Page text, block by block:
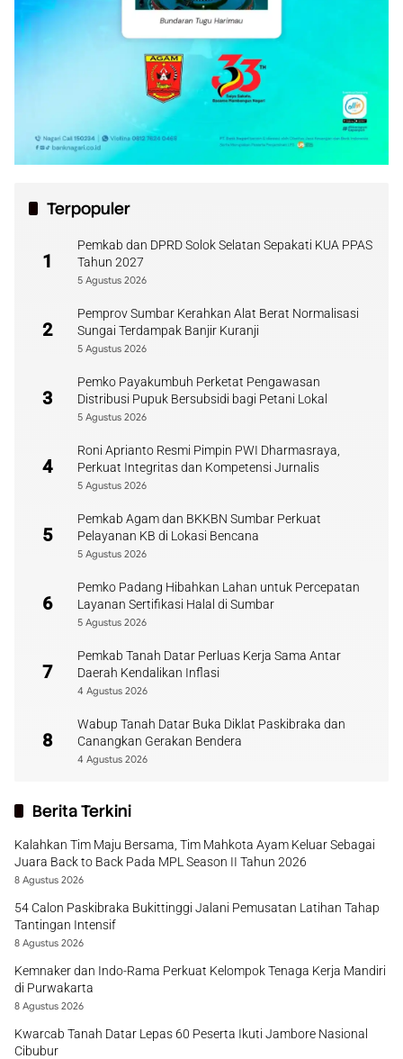
Terpopuler
1
Pemkab dan DPRD Solok Selatan Sepakati KUA PPAS
Tahun 2027
5 Agustus 2026
2
Pemprov Sumbar Kerahkan Alat Berat Normalisasi
Sungai Terdampak Banjir Kuranji
5 Agustus 2026
3
Pemko Payakumbuh Perketat Pengawasan
Distribusi Pupuk Bersubsidi bagi Petani Lokal
5 Agustus 2026
4
Roni Aprianto Resmi Pimpin PWI Dharmasraya,
Perkuat Integritas dan Kompetensi Jurnalis
5 Agustus 2026
5
Pemkab Agam dan BKKBN Sumbar Perkuat
Pelayanan KB di Lokasi Bencana
5 Agustus 2026
6
Pemko Padang Hibahkan Lahan untuk Percepatan
Layanan Sertifikasi Halal di Sumbar
5 Agustus 2026
7
Pemkab Tanah Datar Perluas Kerja Sama Antar
Daerah Kendalikan Inflasi
4 Agustus 2026
8
Wabup Tanah Datar Buka Diklat Paskibraka dan
Canangkan Gerakan Bendera
4 Agustus 2026
Berita Terkini
Kalahkan Tim Maju Bersama, Tim Mahkota Ayam Keluar Sebagai
Juara Back to Back Pada MPL Season II Tahun 2026
8 Agustus 2026
54 Calon Paskibraka Bukittinggi Jalani Pemusatan Latihan Tahap
Tantingan Intensif
8 Agustus 2026
Kemnaker dan Indo-Rama Perkuat Kelompok Tenaga Kerja Mandiri
di Purwakarta
8 Agustus 2026
Kwarcab Tanah Datar Lepas 60 Peserta Ikuti Jambore Nasional
Cibubur